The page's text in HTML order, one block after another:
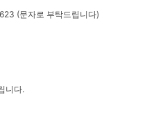
(문자로 부탁드립니다)
니다.